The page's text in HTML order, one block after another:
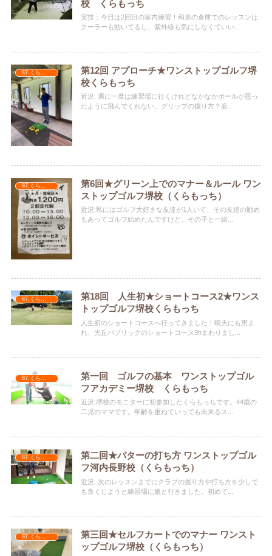
校 くらもっち
実技：今日は2回目の室内練習！和泉の倉庫でのレッスンは
クーラーも効いてるし、紫外線も気にしなくていい...
87.くらもっち
第12回 アプローチ★ワンストップゴルフ堺
校くらもっち
近況: 週に一度は練習場に行くけれどなかなかボールが思っ
たように飛んでくれない。グリップの握り方？姿...
第6回★グリーン上でのマナー＆ルール ワン
ストップゴルフ堺校（くらもっち）
近況:私にはゴルフ大好きな友達が1人いて、その友達の勧め
もあってゴルフ始めたんですけど。その子と一緒...
第18回 人生初★ショートコース2★ワンス
トップゴルフ堺校くらもっち
人生初のショートコースへ行ってきました！晴天にも恵ま
れ、光丘パブリックのショートコース9hまわりまし...
第一回 ゴルフの基本 ワンストップゴル
フアカデミー堺校 くらもっち
近況:堺校のモニターに初参加したくらもっちです。44歳の
二児のママです。年齢を重ねていっても出来るス...
87.くらもっち
第二回★パターの打ち方 ワンストップゴル
フ河内長野校（くらもっち）
近況: 次のレッスンまでにクラブの握り方や打ち方を少しで
も良くしようと練習場に娘と行きました。初めて...
87.くらもっち
第三回★セルフカートでのマナー ワンスト
ップゴルフ堺校（くらもっち）